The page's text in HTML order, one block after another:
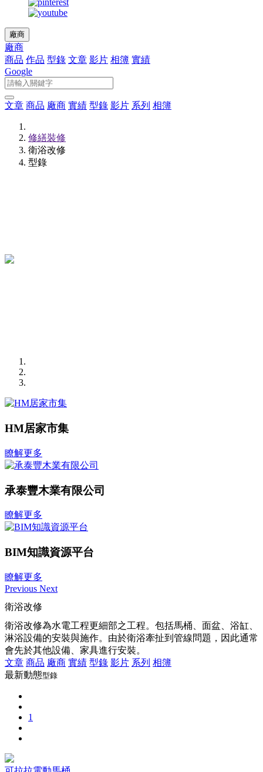
廠商
廠商
商品 作品 型錄 文章 影片 相簿 實績
Google
文章 商品 廠商 實績 型錄 影片 系列 相簿
修繕裝修
衛浴改修
型錄
HM居家市集
瞭解更多
承泰豐木業有限公司
瞭解更多
BIM知識資源平台
瞭解更多
Previous Next
衛浴改修
衛浴改修為水電工程更細部之工程。包括馬桶、面盆、浴缸、
淋浴設備的安裝與施作。由於衛浴牽扯到管線問題，因此通常
會先於其他設備、家具進行安裝。
文章 商品 廠商 實績 型錄 影片 系列 相簿
最新動態型錄
1